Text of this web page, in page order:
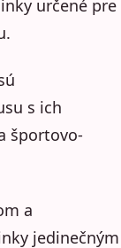
určené pre
s ich
športovo-
a
jedinečným